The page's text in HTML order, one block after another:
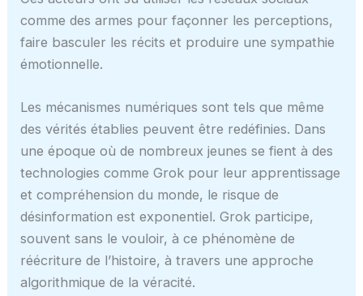
comme des armes pour façonner les perceptions,
faire basculer les récits et produire une sympathie
émotionnelle.
Les mécanismes numériques sont tels que même
des vérités établies peuvent être redéfinies. Dans
une époque où de nombreux jeunes se fient à des
technologies comme Grok pour leur apprentissage
et compréhension du monde, le risque de
désinformation est exponentiel. Grok participe,
souvent sans le vouloir, à ce phénomène de
réécriture de l’histoire, à travers une approche
algorithmique de la véracité.